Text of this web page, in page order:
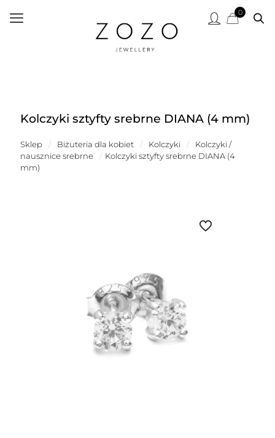
0
Kolczyki sztyfty srebrne DIANA (4 mm)
Sklep / Biżuteria dla kobiet / Kolczyki /
Kolczyki /
nausznice srebrne
/ Kolczyki sztyfty srebrne DIANA (4
mm)